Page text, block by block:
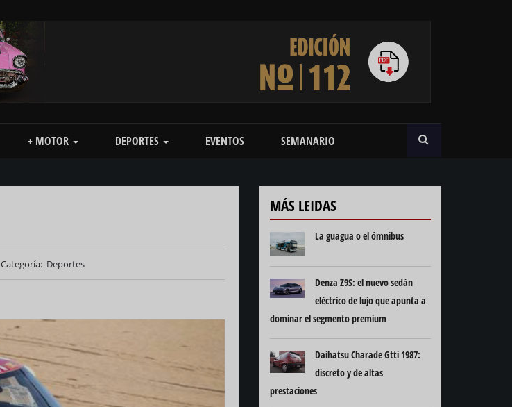
+ MOTOR DEPORTES EVENTOS SEMANARIO
Categoría Deportes
MÁS LEIDAS
La guagua o el ómnibus
Denza Z9S: el nuevo sedán
eléctrico de lujo que apunta a
dominar el segmento premium
Daihatsu Charade Gtti 1987:
discreto y de altas
prestaciones